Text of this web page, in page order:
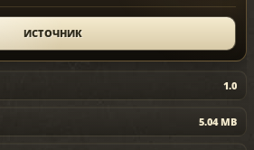
ИСТОЧНИК
1.0
5.04 MB